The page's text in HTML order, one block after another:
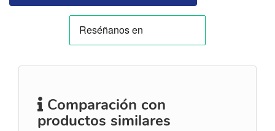
Comparación con
productos similares